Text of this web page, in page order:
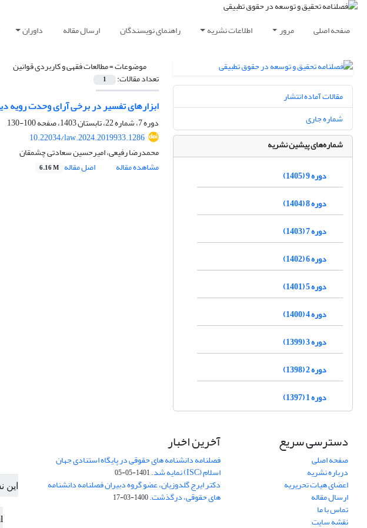
صفحه اصلی مرور اطلاعات نشریه راهنمای نویسندگان ارسال مقاله داوران
موضوعات =مطالعات فقهی و کاربردی قوانین
تعداد مقالات: 1
ابزارهای تفسیر در برخی آرای وحدت رویه
دوره 7، شماره 22، تابستان 1403، صفحه
100-130
10.22034/law.2024.2019933.1286
محمدرضا رفیعی، امیرحسین سعادتی چشمقان
مشاهده مقاله
اصل مقاله 6.16 M
مقالات آماده انتشار
شماره جاری
شماره‌های پیشین نشریه
دوره 9 (1405)
دوره 8 (1404)
دوره 7 (1403)
دوره 6 (1402)
دوره 5 (1401)
دوره 4 (1400)
دوره 3 (1399)
دوره 2 (1398)
دوره 1 (1397)
دسترسی سریع
صفحه اصلی
درباره نشریه
اعضای هیات تحریریه
ارسال مقاله
تماس با ما
نقشه سایت
آخرین اخبار
فصلنامه دانشنامه های حقوقی در پایگاه استنادی جهان
اسلام (ISC) نمایه شد. 1401-05-05
دکتر ایرج گلدوزیان، عضو گروه دبیران فصلنامه دانشنامه
های حقوقی، درگذشت.1400-03-17